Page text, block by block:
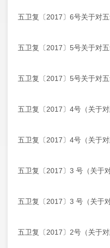
五卫复〔2017〕6号关于对
五卫复〔2017〕5号关于对
五卫复〔2017〕5号关于对
五卫复〔2017〕4号（关于
五卫复〔2017〕4号（关于
五卫复〔2017〕3 号（关于
五卫复〔2017〕3 号（关于
五卫复〔2017〕2号（关于